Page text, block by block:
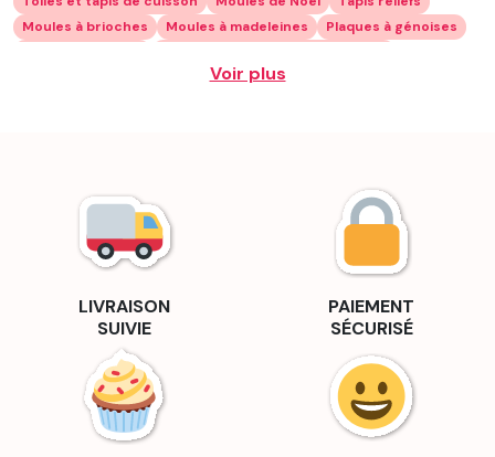
Moules à brioches
Moules à madeleines
Plaques à génoises
Moules à gâteaux individuels
Moules à génoises
Par marque
Moules OHRA®
Machine sous vide
Be Save
Accessoires Be Save
Machine à café à grain
Chocolats individuels
Sirops et sauces pour café
Machine à glace
Borealia
Ustensiles de cuisine
Accessoires de cuisine
Découpoirs
Découpoirs de Pâques
Emportes pièces de Noël
Décors
Décorations pour gâteaux d'anniversaire
Accessoire de découpe
Poche à douille et douille à pâtisserie
Moules à chocolats
Moule à œufs en chocolat
Voir plus
LIVRAISON
SUIVIE
PAIEMENT
SÉCURISÉ